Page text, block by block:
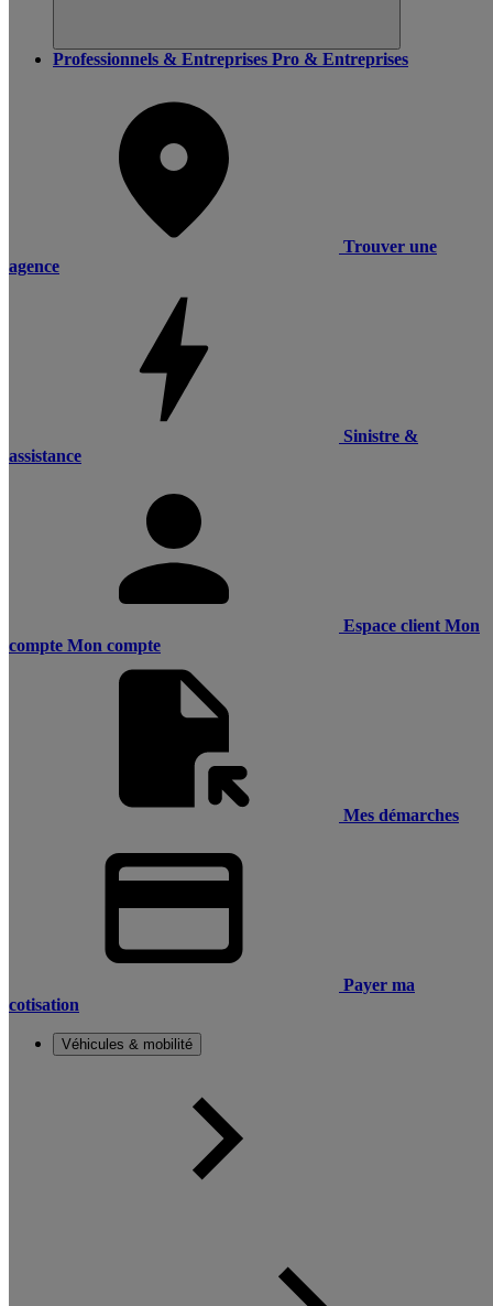
Professionnels & Entreprises Pro & Entreprises
Trouver une
agence
Sinistre &
assistance
Espace client Mon
compte Mon compte
Mes démarches
Payer ma
cotisation
Véhicules & mobilité